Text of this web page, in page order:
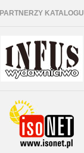
PARTNERZY KATALOGU